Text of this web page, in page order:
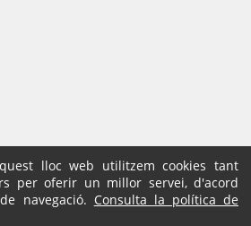
lloc web utilitzem cookies tant
per oferir un millor servei, d'acord
navegació. Consulta la política de